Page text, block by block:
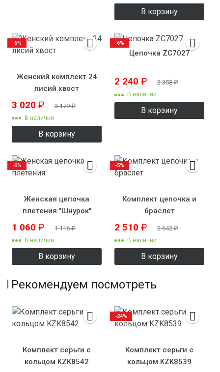
В корзину
Женский комплект 24
лисий хвост
3 020 ₽ 3 179₽
В наличии
В корзину
-6%
Цепочка ZC7027
2 240 ₽ 2 358₽
В наличии
В корзину
-6%
Женская цепочка
плетения "Шнурок"
тонкий
1 060 ₽ 1 116₽
В наличии
В корзину
-6%
Комплект цепочка и
браслет
2 510 ₽ 2 642₽
В наличии
В корзину
-5%
Рекомендуем посмотреть
Комплект серьги с
кольцом KZK8542
Комплект серьги с
кольцом KZK8539
-24%